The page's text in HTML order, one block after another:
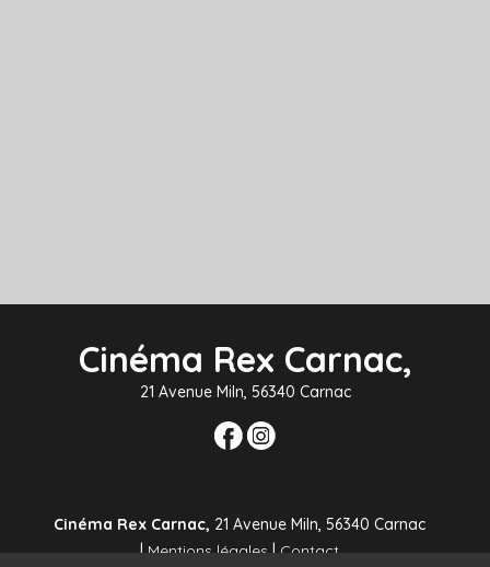
Cinéma Rex Carnac,
21 Avenue Miln, 56340 Carnac
Cinéma Rex Carnac, 21 Avenue Miln, 56340 Carnac
| Mentions légales | Contact